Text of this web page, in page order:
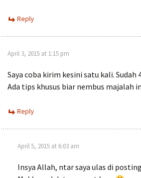
Reply
April 3, 2015 at 1:15 pm
Saya coba kirim kesini satu kali. Sudah
Ada tips khusus biar nembus majalah
Reply
April 5, 2015 at 6:03 am
Insya Allah, ntar saya ulas di